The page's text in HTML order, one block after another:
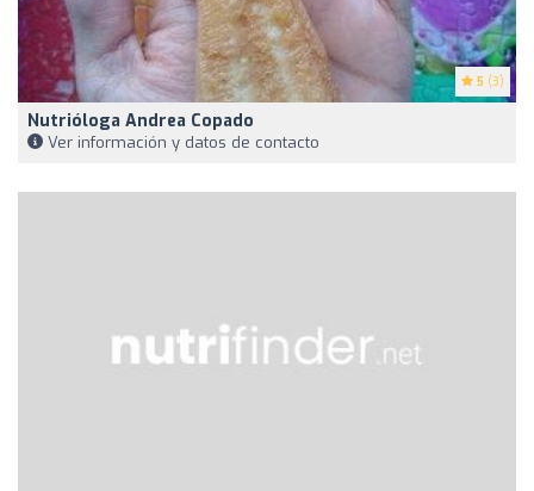
5 (3)
Nutrióloga Andrea Copado
Ver información y datos de contacto